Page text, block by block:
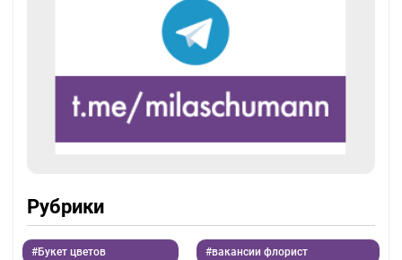
Рубрики
Букет цветов вакансии флорист